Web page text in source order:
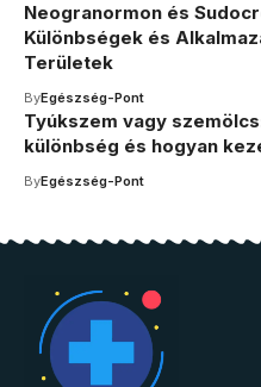
Neogranormon és
Különbségek és
Területek
ByEgészség-Pont
Tyúkszem vagy
különbség és hogyan
ByEgészség-Pont